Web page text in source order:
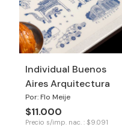
Individual Buenos
Aires Arquitectura
Por: Flo Meije
$11.000
Precio s/imp. nac. : $9.091